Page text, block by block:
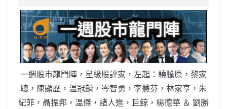
e
b
o
o
k
W
ei
b
o
s
A
p
p
h
at
er l y
Li
n
k
一週股市龍門陣，星級股評家，左起：驍騰原，黎家
聰，陳顯歷，温冠麟，岑智勇，李慧芬，林家亨，朱
紀菲，聶振邦，温傑，諸人進，巨鯨，楊德華 ＆ 劉勝